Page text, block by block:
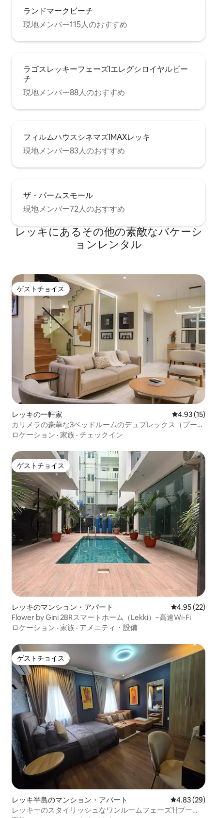
ランドマークビーチ
現地メンバー115人のおすすめ
ラゴスレッキーフェーズIエレグシロイヤルビー
チ
現地メンバー88人のおすすめ
フィルムハウスシネマズIMAXレッキ
現地メンバー83人のおすすめ
ザ・パームスモール
現地メンバー72人のおすすめ
レッキにあるその他の素敵なバケーシ
ョンレンタル
ゲストチョイス
ゲストチョイス
レッキの一軒家 レビュー15
4.93 (15)
カリメラの豪華な3ベッドルームのデュプレックス（プール
＆ジム付き）
ロケーション · 家族 · チェックイン
ゲストチョイス
ゲストチョイス
レッキのマンション・アパート レビュー22
4.95 (22)
Flower by Gini 2BRスマートホーム（Lekki）–高速Wi-Fi
ロケーション · 家族 · アメニティ・設備
ゲストチョイス
ゲストチョイス
レッキ半島のマンション・アパート レビュー29
4.83 (29)
レッキーのスタイリッシュなワンルームフェーズ1 |プー